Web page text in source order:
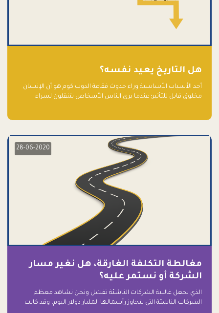
هل التاريخ يعيد نفسه؟
أحد الأسباب الأساسية وراء حدوث فقاعة الدوت كوم هو أن الإنسان
مخلوق قابل للتأثير؛ عندما يرى الناس الأشخاص يتنقلون لشراء
28-06-2020
مغالطة التكلفة الغارقة، هل نغير مسار
الشركة أو نستمر عليه؟
الذي يجعل غالبية الشركات الناشئة تفشل ونحن نشاهد معظم
الشركات الناشئة التي يتجاوز رأسمالها المليار دولار اليوم، وقد كانت